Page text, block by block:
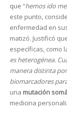
que “hemos ido
este punto,
enfermedad en
matizó. Justificó
específicas, como
es heterogénea.
manera distinta
biomarcadores
una mutación
medicina